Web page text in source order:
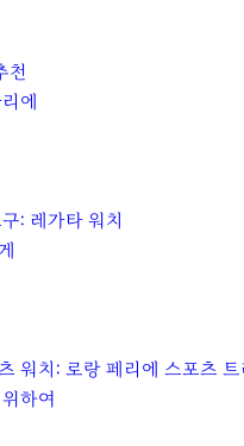
천
에
: 레가타 워치
워치: 로랑 페리에 스포츠 트
하여